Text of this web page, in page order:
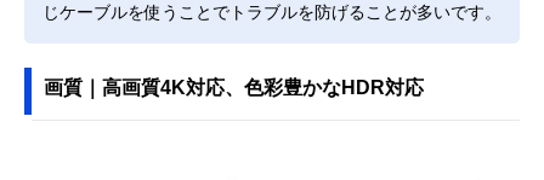
じケーブルを使うことでトラブルを防げることが多いです。
画質｜高画質4K対応、色彩豊かなHDR対応